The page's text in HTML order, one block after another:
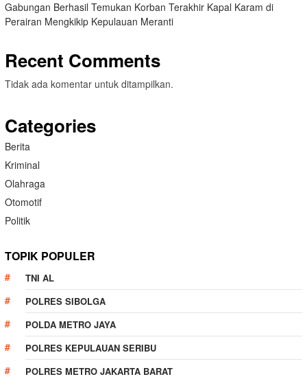
Gabungan Berhasil Temukan Korban Terakhir Kapal Karam di
Perairan Mengkikip Kepulauan Meranti
Recent Comments
Tidak ada komentar untuk ditampilkan.
Categories
Berita
Kriminal
Olahraga
Otomotif
Politik
TOPIK POPULER
TNI AL
POLRES SIBOLGA
POLDA METRO JAYA
POLRES KEPULAUAN SERIBU
POLRES METRO JAKARTA BARAT